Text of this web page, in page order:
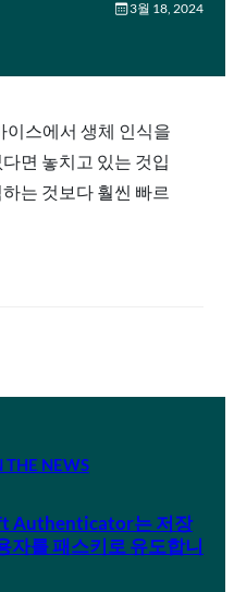
3월 18, 2024
스에서 생체 인식을
면 놓치고 있는 것입
는 것보다 훨씬 빠르
THE NEWS
Authenticator는 저장
자를 패스키로 유도합니